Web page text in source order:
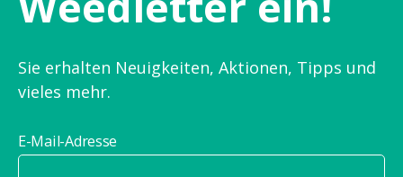
Sie erhalten Neuigkeiten, Aktionen, Tipps und
vieles mehr.
E-Mail-Adresse